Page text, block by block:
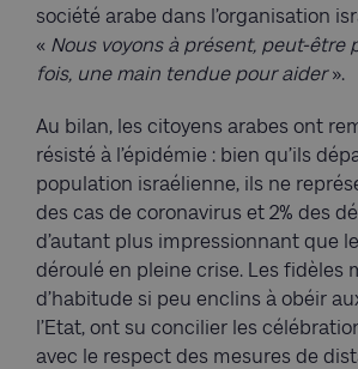
société arabe dans l’organisation
« Nous voyons à présent, peut-être
fois, une main tendue pour aider».
Au bilan, les citoyens arabes ont
résisté à l’épidémie : bien qu’ils
population israélienne, ils ne
des cas de coronavirus et 2% des
d’autant plus impressionnant que le
déroulé en pleine crise. Les fidèles
d’habitude si peu enclins à obéir
l’Etat, ont su concilier les
avec le respect des mesures de